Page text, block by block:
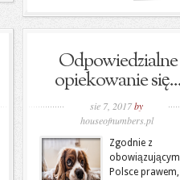
Odpowiedzialne
opiekowanie
sie 7, 2017by
houseofnumbers.pl
Zgodnie z
Polsce prawem,